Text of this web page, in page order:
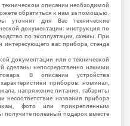
описании необходимой
обратиться к нам за помощью.
уточнят для Вас технические
документации: инструкция по
по эксплуатации, схемы. При
вас прибора, стенда
документации или с технической
сделаны непосредственно нашими
В описании устройства
приборов: номинал,
напряжение питания, габариты
несоответствие названия прибора
фото или прикрепленным
полезный подарок вместе